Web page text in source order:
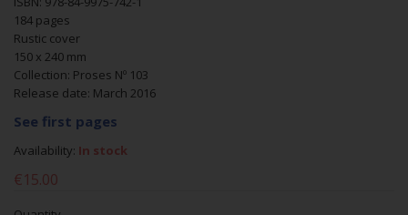
184 pages
Rustic cover
150 x 240 mm
Collection: Proses Nº 103
Release date: March 2016
See first pages
Availability: In stock
€15.00